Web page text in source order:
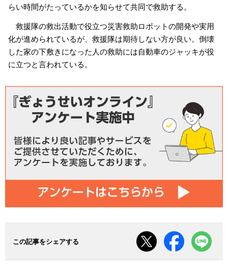
らい時間がたっているかを知らせて共同で救助する。
救援隊の救出活動で役立つ災害救助ロボットの開発や実用
化が進められているが、救援隊は期待しない方が良い。倒壊
した家の下敷きになった人の救助には自動車のジャッキが役
に立つと言われている。
この記事をシェアする